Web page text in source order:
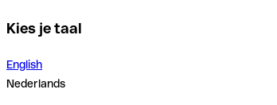
Kies je taal
English
Nederlands